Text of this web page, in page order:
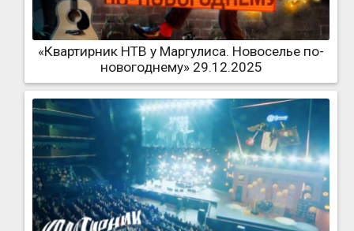
«Квартирник НТВ у Маргулиса. Новоселье по-
новогоднему» 29.12.2025